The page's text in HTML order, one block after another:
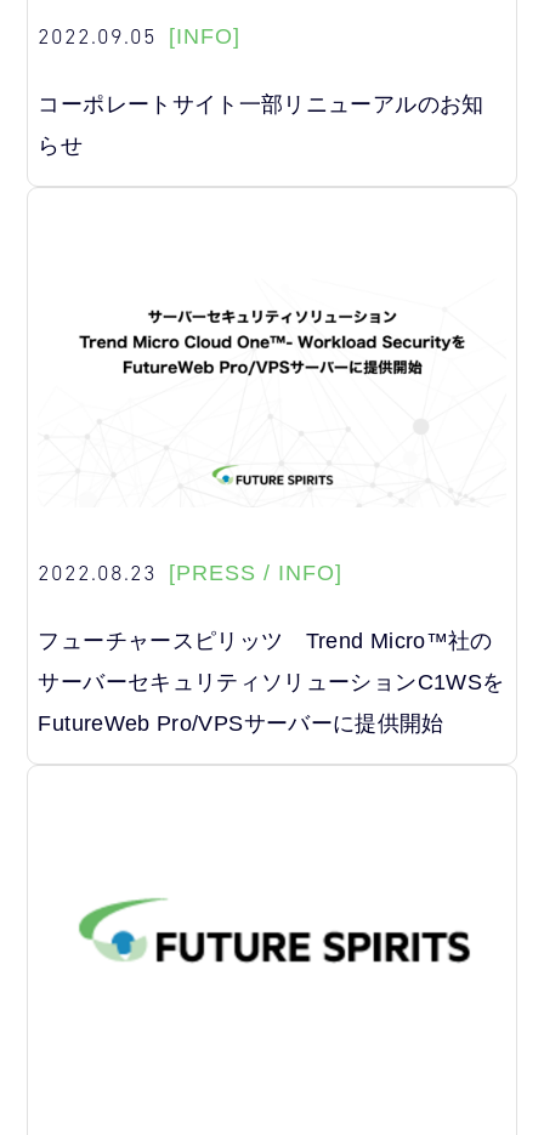
2022.09.05 [INFO]
コーポレートサイト一部リニューアルのお知
らせ
2022.08.23 [PRESS / INFO]
フューチャースピリッツ Trend Micro™社の
サーバーセキュリティソリューションC1WSを
FutureWeb Pro/VPSサーバーに提供開始